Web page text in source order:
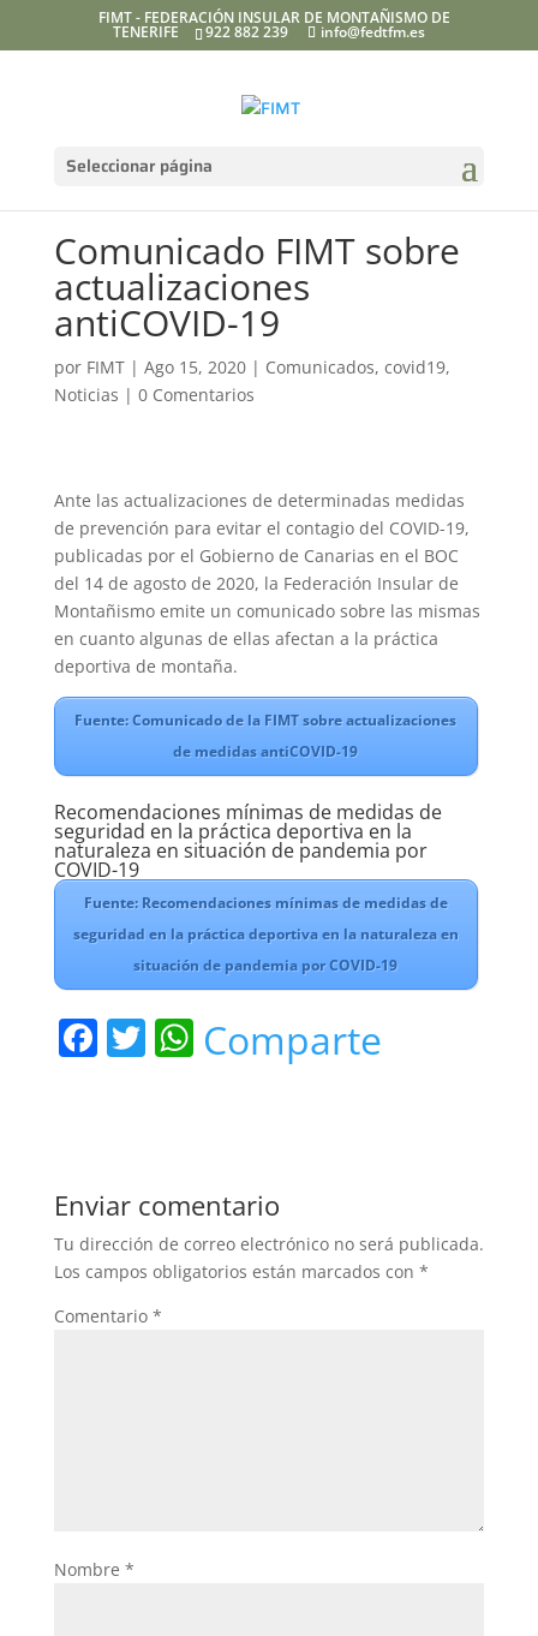
FIMT - FEDERACIÓN INSULAR DE MONTAÑISMO DE
TENERIFE 922 882 239 info@fedtfm.es
Seleccionar página
Comunicado FIMT sobre
actualizaciones
antiCOVID-19
por FIMT| Ago 15, 2020| Comunicados, covid19,
Noticias | 0 Comentarios
Ante las actualizaciones de determinadas medidas
de prevención para evitar el contagio del COVID-19,
publicadas por el Gobierno de Canarias en el BOC
del 14 de agosto de 2020, la Federación Insular de
Montañismo emite un comunicado sobre las mismas
en cuanto algunas de ellas afectan a la práctica
deportiva de montaña.
Fuente: Comunicado de la FIMT sobre actualizaciones
de medidas antiCOVID-19
Recomendaciones mínimas de medidas de
seguridad en la práctica deportiva en la
naturaleza en situación de pandemia por
COVID-19
Fuente: Recomendaciones mínimas de medidas de
seguridad en la práctica deportiva en la naturaleza en
situación de pandemia por COVID-19
F
b
o
o
k
T W
A
p
p
Comparte
Enviar comentario
Tu dirección de correo electrónico no será publicada.
Los campos obligatorios están marcados con *
Comentario *
Nombre *